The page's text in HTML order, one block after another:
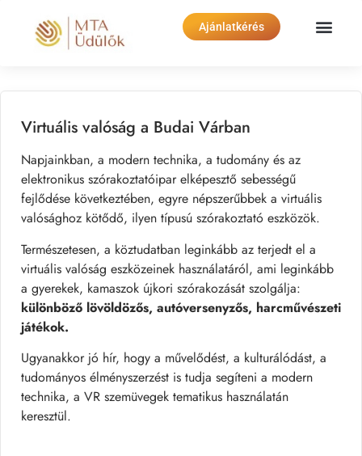
Ajánlatkérés
Virtuális valóság a Budai Várban
Napjainkban, a modern technika, a tudomány és az
elektronikus szórakoztatóipar elképesztő sebességű
fejlődése következtében, egyre népszerűbbek a virtuális
valósághoz kötődő, ilyen típusú szórakoztató eszközök.
Természetesen, a köztudatban leginkább az terjedt el a
virtuális valóság eszközeinek használatáról, ami leginkább
a gyerekek, kamaszok újkori szórakozását szolgálja:
különböző lövöldözős, autóversenyzős, harcművészeti
játékok.
Ugyanakkor jó hír, hogy a művelődést, a kulturálódást, a
tudományos élményszerzést is tudja segíteni a modern
technika, a VR szemüvegek tematikus használatán
keresztül.